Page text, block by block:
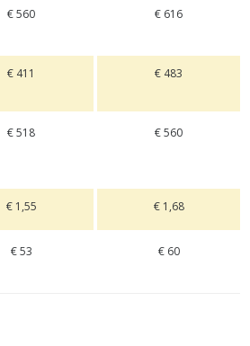
€ 560 € 616
€ 411 € 483
€ 518 € 560
€ 1,55 € 1,68
€ 53 € 60